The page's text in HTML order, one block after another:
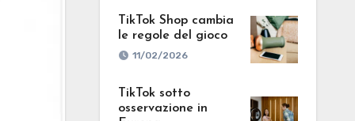
TikTok Shop cambia
le regole del gioco
11/02/2026
TikTok sotto
osservazione in